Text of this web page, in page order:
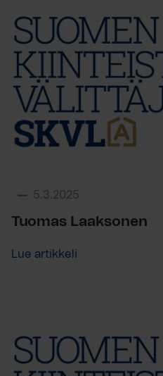
5.3.2025
Tuomas Laaksonen
Lue artikkeli